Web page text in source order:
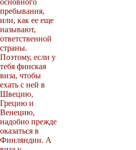
основного
пребывания,
или, как ее еще
называют,
ответственной
страны.
Поэтому, если у
тебя финская
виза, чтобы
ехать с ней в
Швецию,
Грецию и
Венецию,
надобно прежде
оказаться в
Финляндии. А